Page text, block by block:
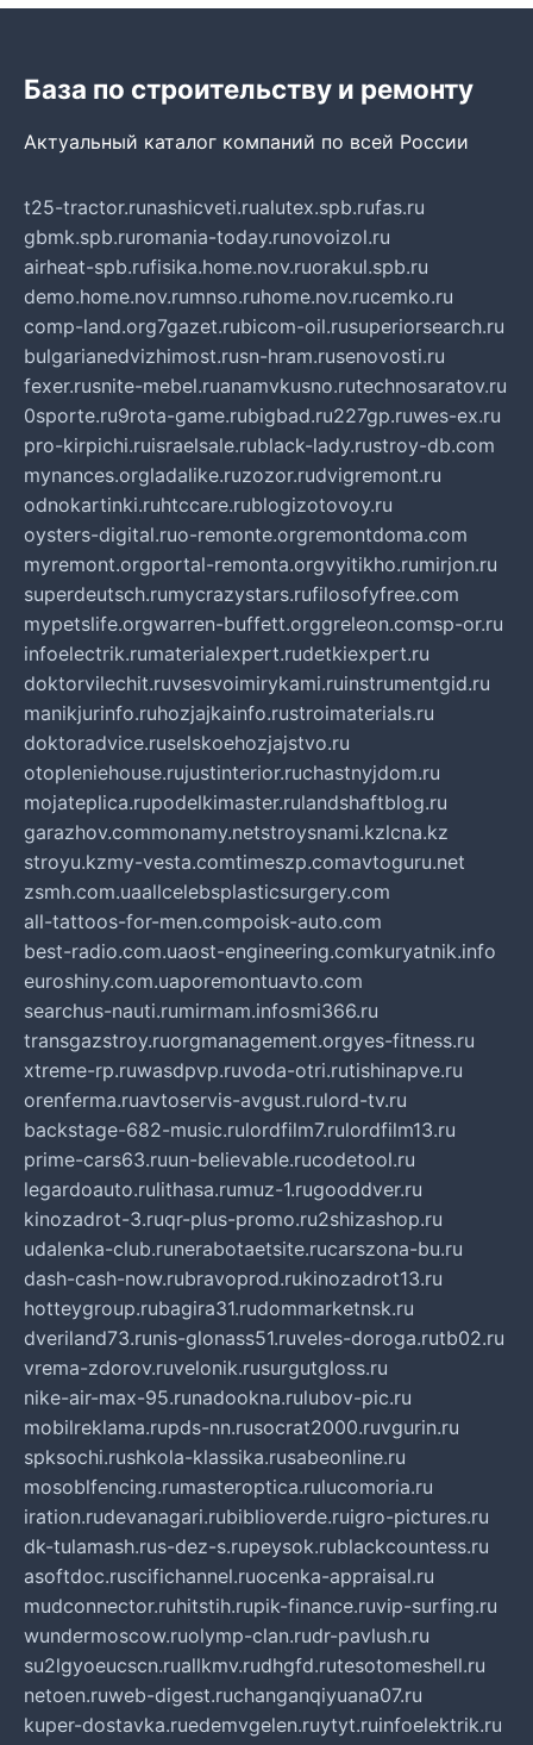
База по строительству и ремонту
Актуальный каталог компаний по всей России
t25-tractor.runashicveti.rualutex.spb.rufas.ru
gbmk.spb.ruromania-today.runovoizol.ru
airheat-spb.rufisika.home.nov.ruorakul.spb.ru
demo.home.nov.rumnso.ruhome.nov.rucemko.ru
comp-land.org7gazet.rubicom-oil.rusuperiorsearch.ru
bulgarianedvizhimost.rusn-hram.rusenovosti.ru
fexer.rusnite-mebel.ruanamvkusno.rutechnosaratov.ru
0sporte.ru9rota-game.rubigbad.ru227gp.ruwes-ex.ru
pro-kirpichi.ruisraelsale.rublack-lady.rustroy-db.com
mynances.orgladalike.ruzozor.rudvigremont.ru
odnokartinki.ruhtccare.rublogizotovoy.ru
oysters-digital.ruo-remonte.orgremontdoma.com
myremont.orgportal-remonta.orgvyitikho.rumirjon.ru
superdeutsch.rumycrazystars.rufilosofyfree.com
mypetslife.orgwarren-buffett.orggreleon.comsp-or.ru
infoelectrik.rumaterialexpert.rudetkiexpert.ru
doktorvilechit.ruvsesvoimirykami.ruinstrumentgid.ru
manikjurinfo.ruhozjajkainfo.rustroimaterials.ru
doktoradvice.ruselskoehozjajstvo.ru
otopleniehouse.rujustinterior.ruchastnyjdom.ru
mojateplica.rupodelkimaster.rulandshaftblog.ru
garazhov.commonamy.netstroysnami.kzlcna.kz
stroyu.kzmy-vesta.comtimeszp.comavtoguru.net
zsmh.com.uaallcelebsplasticsurgery.com
all-tattoos-for-men.compoisk-auto.com
best-radio.com.uaost-engineering.comkuryatnik.info
euroshiny.com.uaporemontuavto.com
searchus-nauti.rumirmam.infosmi366.ru
transgazstroy.ruorgmanagement.orgyes-fitness.ru
xtreme-rp.ruwasdpvp.ruvoda-otri.rutishinapve.ru
orenferma.ruavtoservis-avgust.rulord-tv.ru
backstage-682-music.rulordfilm7.rulordfilm13.ru
prime-cars63.ruun-believable.rucodetool.ru
legardoauto.rulithasa.rumuz-1.rugooddver.ru
kinozadrot-3.ruqr-plus-promo.ru2shizashop.ru
udalenka-club.runerabotaetsite.rucarszona-bu.ru
dash-cash-now.rubravoprod.rukinozadrot13.ru
hotteygroup.rubagira31.rudommarketnsk.ru
dveriland73.runis-glonass51.ruveles-doroga.rutb02.ru
vrema-zdorov.ruvelonik.rusurgutgloss.ru
nike-air-max-95.runadookna.rulubov-pic.ru
mobilreklama.rupds-nn.rusocrat2000.ruvgurin.ru
spksochi.rushkola-klassika.rusabeonline.ru
mosoblfencing.rumasteroptica.rulucomoria.ru
iration.rudevanagari.rubiblioverde.ruigro-pictures.ru
dk-tulamash.rus-dez-s.rupeysok.rublackcountess.ru
asoftdoc.ruscifichannel.ruocenka-appraisal.ru
mudconnector.ruhitstih.rupik-finance.ruvip-surfing.ru
wundermoscow.ruolymp-clan.rudr-pavlush.ru
su2lgyoeucscn.ruallkmv.rudhgfd.rutesotomeshell.ru
netoen.ruweb-digest.ruchanganqiyuana07.ru
kuper-dostavka.ruedemvgelen.ruytyt.ruinfoelektrik.ru